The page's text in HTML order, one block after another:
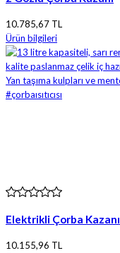
10.785,67 TL
Ürün bilgileri
Elektrikli Çorba Kazanı
10.155,96 TL